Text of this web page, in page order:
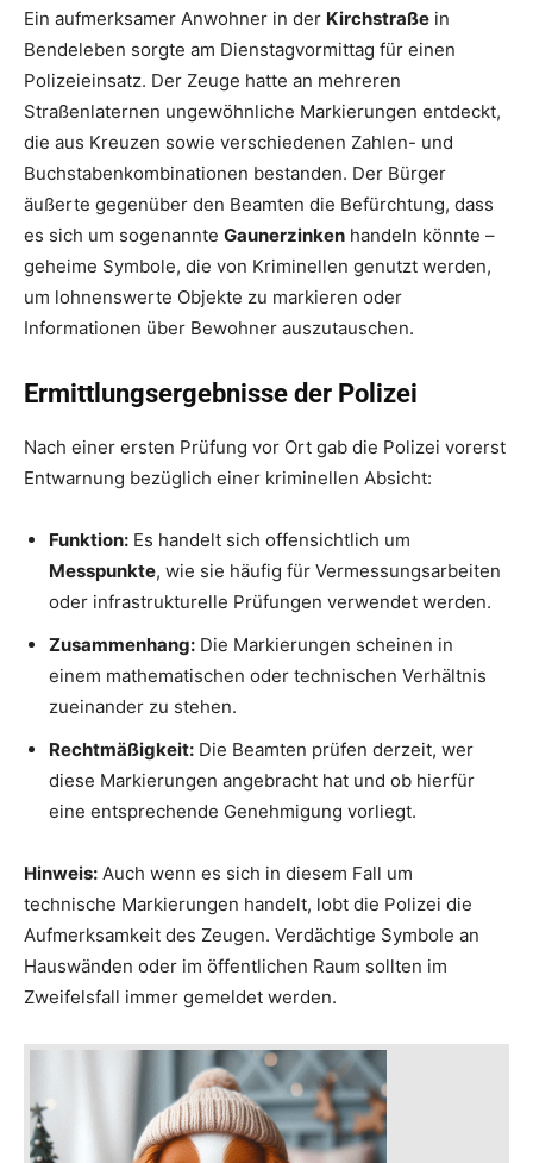
Ein aufmerksamer Anwohner in der Kirchstraße in
Bendeleben sorgte am Dienstagvormittag für einen
Polizeieinsatz. Der Zeuge hatte an mehreren
Straßenlaternen ungewöhnliche Markierungen entdeckt,
die aus Kreuzen sowie verschiedenen Zahlen- und
Buchstabenkombinationen bestanden. Der Bürger
äußerte gegenüber den Beamten die Befürchtung, dass
es sich um sogenannte Gaunerzinken handeln könnte –
geheime Symbole, die von Kriminellen genutzt werden,
um lohnenswerte Objekte zu markieren oder
Informationen über Bewohner auszutauschen.
Ermittlungsergebnisse der Polizei
Nach einer ersten Prüfung vor Ort gab die Polizei vorerst
Entwarnung bezüglich einer kriminellen Absicht:
Funktion: Es handelt sich offensichtlich um
Messpunkte, wie sie häufig für Vermessungsarbeiten
oder infrastrukturelle Prüfungen verwendet werden.
Zusammenhang: Die Markierungen scheinen in
einem mathematischen oder technischen Verhältnis
zueinander zu stehen.
Rechtmäßigkeit: Die Beamten prüfen derzeit, wer
diese Markierungen angebracht hat und ob hierfür
eine entsprechende Genehmigung vorliegt.
Hinweis: Auch wenn es sich in diesem Fall um
technische Markierungen handelt, lobt die Polizei die
Aufmerksamkeit des Zeugen. Verdächtige Symbole an
Hauswänden oder im öffentlichen Raum sollten im
Zweifelsfall immer gemeldet werden.